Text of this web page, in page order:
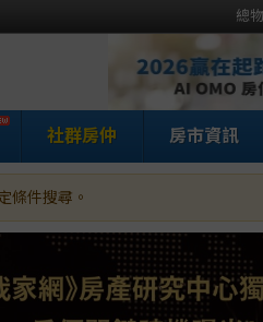
總
社群房仲 房市資訊
條件搜尋。